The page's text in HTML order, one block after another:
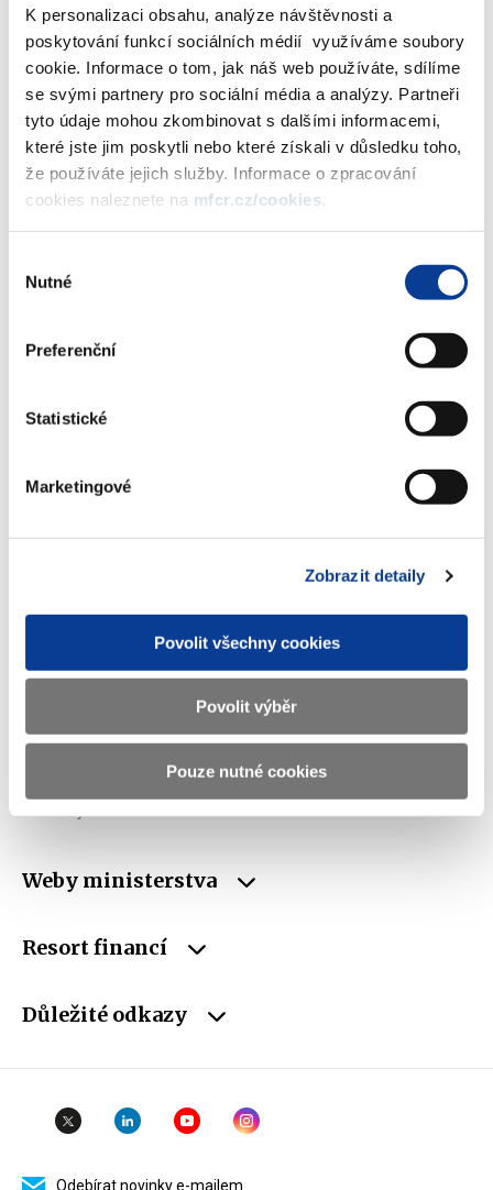
K personalizaci obsahu, analýze návštěvnosti a
poskytování funkcí sociálních médií využíváme soubory
cookie. Informace o tom, jak náš web používáte, sdílíme
se svými partnery pro sociální média a analýzy. Partneři
tyto údaje mohou zkombinovat s dalšími informacemi,
které jste jim poskytli nebo které získali v důsledku toho,
že používáte jejich služby. Informace o zpracování
cookies naleznete na mfcr.cz/cookies.
souhlasu
Nutné
Preferenční
Statistické
Marketingové
Zobrazit detaily
Povolit všechny cookies
Povolit výběr
Pouze nutné cookies
Ministerstvo financí, odbor 34 - Státní dozor nad hazardními
hrami připravil aktualizovaný informativní přehled technických
herních zařízení v České republice, kterým Ministerstvo financí
vydalo povolení.
Přehled je aktuální k datu 21.4.2017 a celkový počet technických
herních zařízení (EMR, IVT, LLS, VHP v kasinech atd.), včetně
sázkových her v kasinu evidovaných bez rozdělení na technická
Zobrazeno Doporučeno370 ×
Ministerstvo financí ČR
Telefon +420 257 041 111
DIČ CZ00006947
Weby ministerstva
Resort financí
Důležité odkazy
Odebírat novinky e-mailem